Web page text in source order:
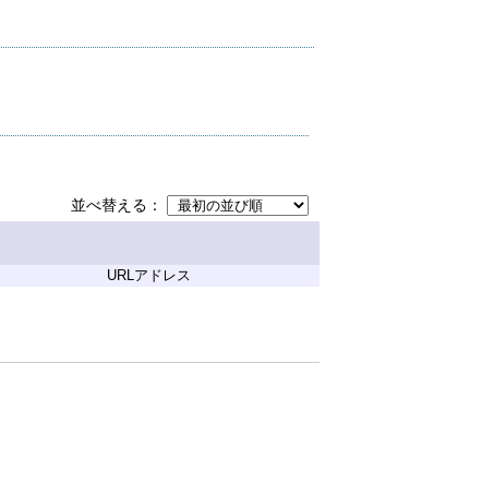
並べ替える
URLアドレス